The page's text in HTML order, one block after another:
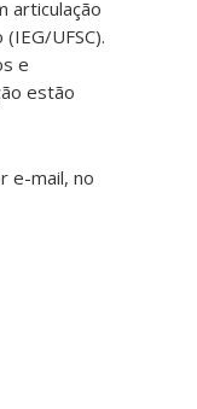
articulação
UFSC).
e
estão
e-mail, no